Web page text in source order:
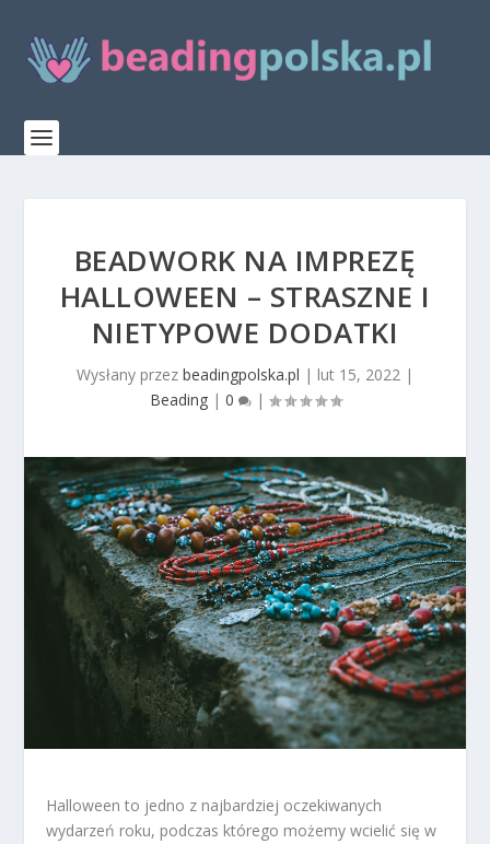
BEADWORK NA IMPREZĘ
HALLOWEEN – STRASZNE I
NIETYPOWE DODATKI
Wysłany przez beadingpolska.pl | lut 15, 2022 |
Beading| 0 |
Halloween to jedno z najbardziej oczekiwanych
wydarzeń roku, podczas którego możemy wcielić się w